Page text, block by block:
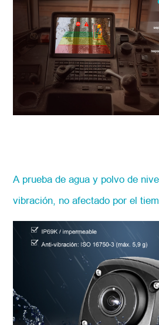
A prueba de agua y polvo de
vibración, no afectado por el